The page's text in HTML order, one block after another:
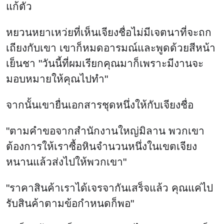
แก้ตัว
หยวนหยาเหว่ยที่เห็นเจียงชื่อไม่มีเจตนาที่จะถก
เถียงกับเขา เขาก็หมดอารมณ์และพูดด้วยสีหน้า
เย็นชา "วันนี้ที่ผมเรียกคุณมาก็เพราะมีงานจะ
มอบหมายให้คุณไปทำ"
จากนั้นเขายื่นเอกสารชุดหนึ่งให้กับเจียงชื่อ
"ตามคำขอจากสำนักงานใหญ่มิลาน พวกเขา
ต้องการให้เราซื้อหินจำนวนหนึ่งในเขตเจียง
หนานแล้วส่งไปให้พวกเขา"
"ราคาสินค้าเราได้เจรจากันเสร็จแล้ว คุณแค่ไป
รับสินค้าตามข้อกำหนดก็พอ"